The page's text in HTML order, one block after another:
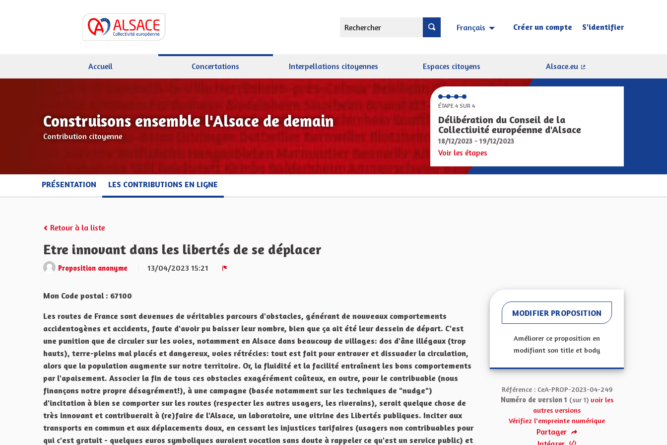
Rechercher Français Choisir la langue Sprache wählen
Créer un compte S'identifier
Accueil Concertations Interpellations citoyennes Espaces citoyens
Alsace.eu
Construisons ensemble l'Alsace de demain
Contribution citoyenne
ÉTAPE 4 SUR 4
Délibération du Conseil de la
Collectivité européenne d'Alsace
18/12/2023 - 19/12/2023
Voir les étapes
PRÉSENTATION LES CONTRIBUTIONS EN LIGNE
Retour à la liste
Etre innovant dans les libertés de se déplacer
Proposition anonyme
13/04/2023 15:21
Mon Code postal : 67100
Les routes de France sont devenues de véritables parcours d'obstacles, générant de nouveaux comportements
accidentogènes et accidents, faute d'avoir pu baisser leur nombre, bien que ça ait été leur dessein de départ. C'est
une punition que de circuler sur les voies, notamment en Alsace dans beaucoup de villages: dos d'âne illégaux (trop
hauts), terre-pleins mal placés et dangereux, voies rétrécies: tout est fait pour entraver et dissuader la circulation,
alors que la population augmente sur notre territoire. Or, la fluidité et la facilité entraînent les bons comportements
par l'apaisement. Associer la fin de tous ces obstacles exagérément coûteux, en outre, pour le contribuable (nous
finançons notre propre désagrément!), à une campagne (basée notamment sur les techniques de "nudge")
d'incitation à bien se comporter sur les routes (respecter les autres usagers, les riverains), serait quelque chose de
très innovant et contribuerait à (re)faire de l'Alsace, un laboratoire, une vitrine des Libertés publiques. Inciter aux
transports en commun et aux déplacements doux, en cessant les injustices tarifaires (usagers non contribuables pour
qui c'est gratuit - quelques euros symboliques auraient vocation sans doute à rappeler ce qu'est un service public) et
MODIFIER PROPOSITION
Améliorer ce proposition en
modifiant son title et body
Référence : CeA-PROP-2023-04-249
Numéro de version 1 (sur 1) voir les
autres versions
Vérifiez l'empreinte numérique
Partager